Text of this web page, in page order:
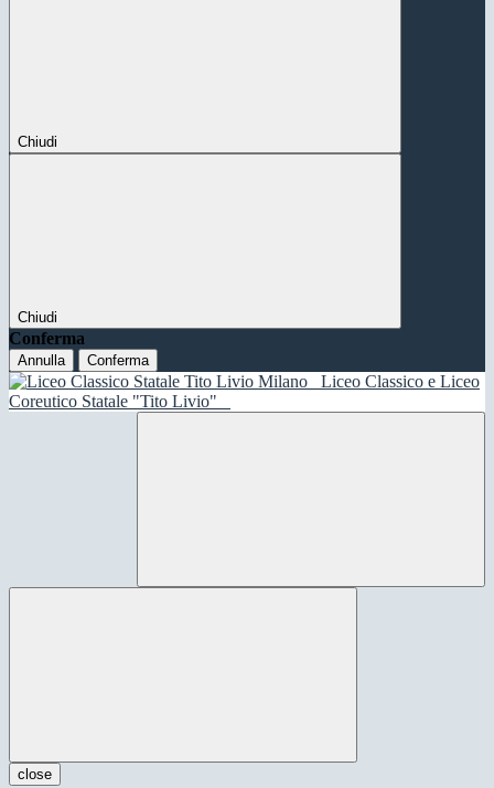
Chiudi
Chiudi
Conferma
Annulla Conferma
Liceo Classico e Liceo
Coreutico Statale "Tito Livio"
close